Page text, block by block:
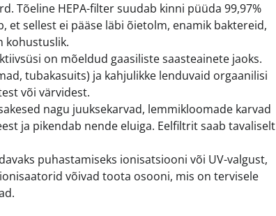
Tõeline HEPA-filter suudab kinni püüda 99,97%
et sellest ei pääse läbi õietolm, enamik baktereid,
kohustuslik.
on mõeldud gaasiliste saasteainete jaoks.
tubakasuits) ja kahjulikke lenduvaid orgaanilisi
või värvidest.
nagu juuksekarvad, lemmikloomade karvad
ja pikendab nende eluiga. Eelfiltrit saab tavaliselt
puhastamiseks ionisatsiooni või UV-valgust,
võivad toota osooni, mis on tervisele